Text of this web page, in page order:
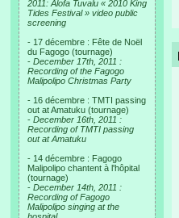
2011: Alofa Tuvalu « 2010 King
Tides Festival » video public
screening
- 17 décembre : Fête de Noël
du Fagogo (tournage)
- December 17th, 2011 :
Recording of the Fagogo
Malipolipo Christmas Party
- 16 décembre : TMTI passing
out at Amatuku (tournage)
- December 16th, 2011 :
Recording of TMTI passing
out at Amatuku
- 14 décembre : Fagogo
Malipolipo chantent à l'hôpital
(tournage)
- December 14th, 2011 :
Recording of Fagogo
Malipolipo singing at the